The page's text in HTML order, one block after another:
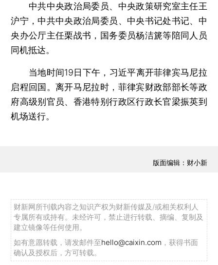
中共中央政治局委员、中央政策研究室主任王
沪宁，中共中央政治局委员、中央书记处书记、中
央办公厅主任栗战书，国务委员杨洁篪等陪同人员
同机抵达。
当地时间19日下午，习近平离开菲律宾马尼拉
启程回国。离开马尼拉时，菲律宾财政部部长等政
府高级别官员、香港特别行政区行政长官梁振英到
机场送行。
版面编辑：财小新
财新网所刊载内容之知识产权为财新传媒及/或相关权利人
专属所有或持有。未经许可，禁止进行转载、摘编、复制及
建立镜像等任何使用。
如有意愿转载，请发邮件至hello@caixin.com ，获得书面
确认及授权后，方可转载。